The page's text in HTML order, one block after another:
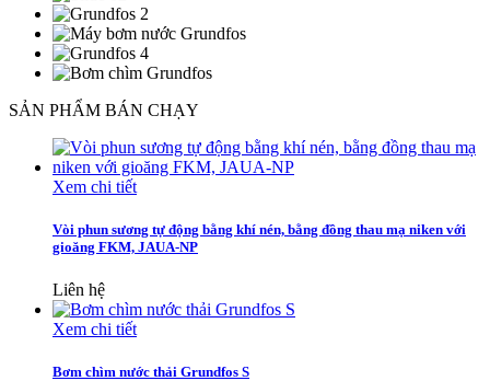
SẢN PHẨM BÁN CHẠY
Xem chi tiết
Vòi phun sương tự động bằng khí nén, bằng đồng thau mạ niken với
gioăng FKM, JAUA-NP
Liên hệ
Xem chi tiết
Bơm chìm nước thải Grundfos S